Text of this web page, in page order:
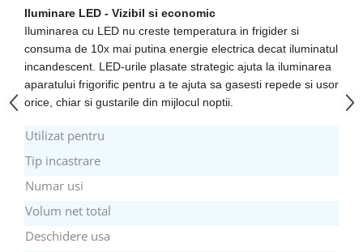
Aspiratoare
Mopuri electrice cu abur
Ingrijire personala
Cantare corporale
Ingrijire tesaturi
Statii de calcat
Iluminare LED - Vizibil si economic
Iluminarea cu LED nu creste temperatura in frigider si
consuma de 10x mai putina energie electrica decat iluminatul
incandescent. LED-urile plasate strategic ajuta la iluminarea
aparatului frigorific pentru a te ajuta sa gasesti repede si usor
orice, chiar si gustarile din mijlocul noptii.
Utilizat pentru
Tip incastrare
Numar usi
Volum net total
Deschidere usa